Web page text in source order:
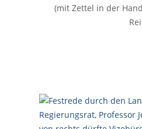
(mit Zettel in der